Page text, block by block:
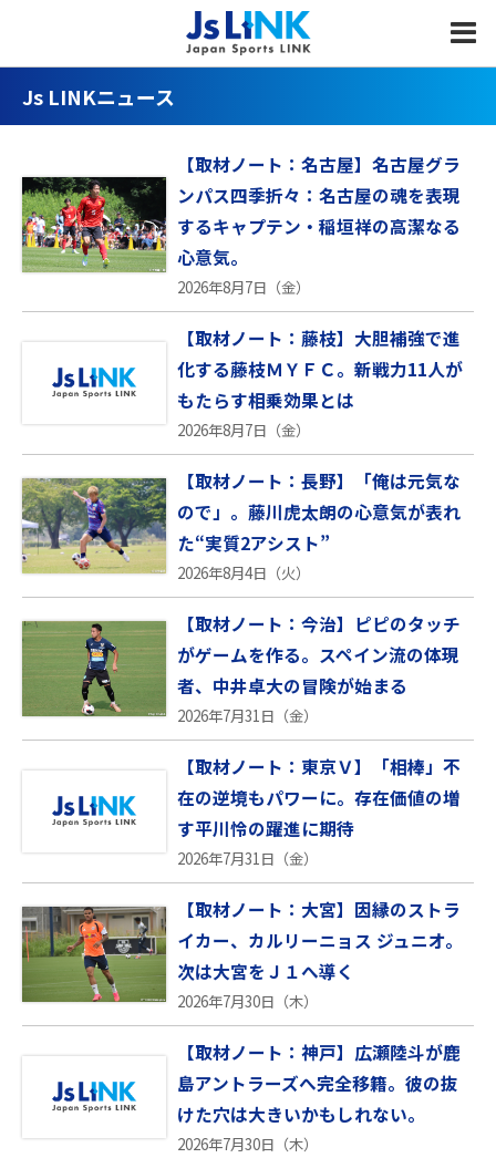
Js LINKニュース
【取材ノート：名古屋】名古屋グラ
ンパス四季折々：名古屋の魂を表現
するキャプテン・稲垣祥の高潔なる
心意気。
2026年8月7日（金）
【取材ノート：藤枝】大胆補強で進
化する藤枝ＭＹＦＣ。新戦力11人が
もたらす相乗効果とは
2026年8月7日（金）
【取材ノート：長野】「俺は元気な
ので」。藤川虎太朗の心意気が表れ
た“実質2アシスト”
2026年8月4日（火）
【取材ノート：今治】ピピのタッチ
がゲームを作る。スペイン流の体現
者、中井卓大の冒険が始まる
2026年7月31日（金）
【取材ノート：東京Ｖ】「相棒」不
在の逆境もパワーに。存在価値の増
す平川怜の躍進に期待
2026年7月31日（金）
【取材ノート：大宮】因縁のストラ
イカー、カルリーニョス ジュニオ。
次は大宮をＪ１へ導く
2026年7月30日（木）
【取材ノート：神戸】広瀬陸斗が鹿
島アントラーズへ完全移籍。彼の抜
けた穴は大きいかもしれない。
2026年7月30日（木）